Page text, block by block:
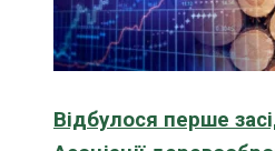
Відбулося перше